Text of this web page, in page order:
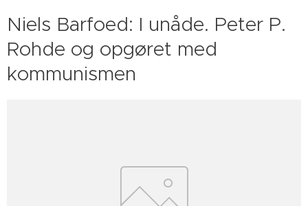
Niels Barfoed: I unåde. Peter P.
Rohde og opgøret med
kommunismen